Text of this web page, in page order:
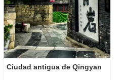
Ciudad antigua de Qingyan